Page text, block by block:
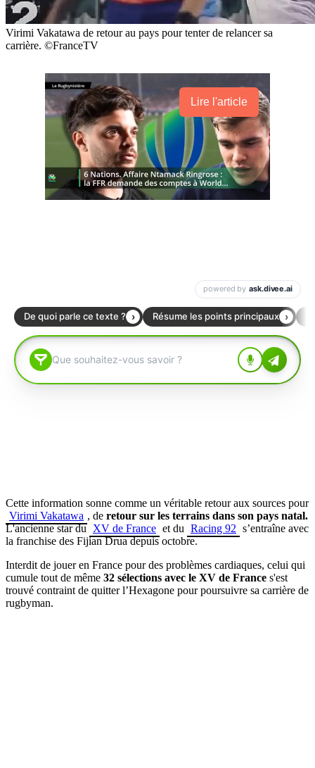
Virimi Vakatawa de retour au pays pour tenter de relancer sa
carrière. ©FranceTV
Lire l'article
Cette information sonne comme un véritable retour aux sources pour
Virimi Vakatawa , de retour sur les terrains dans son pays natal.
L'ancienne star du XV de France et du Racing 92 s’entraîne avec
la franchise des Fijian Drua depuis octobre.
Interdit de jouer en France pour des problèmes cardiaques, celui qui
cumule tout de même 32 sélections avec le XV de France s'est
trouvé contraint de quitter l’Hexagone pour poursuivre sa carrière de
rugbyman.